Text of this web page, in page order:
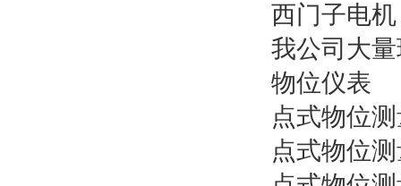
西门子电
我公司大
物位仪表
点式物位
点式物位